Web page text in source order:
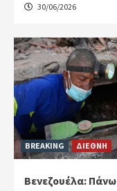
30/06/2026
BREAKING ΔΙΕΘΝΗ
Βενεζουέλα: Πάνω